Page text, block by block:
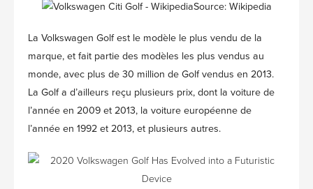
Source: Wikipedia
La Volkswagen Golf est le modèle le plus vendu de la
marque, et fait partie des modèles les plus vendus au
monde, avec plus de 30 million de Golf vendus en 2013.
La Golf a d’ailleurs reçu plusieurs prix, dont la voiture de
l’année en 2009 et 2013, la voiture européenne de
l’année en 1992 et 2013, et plusieurs autres.